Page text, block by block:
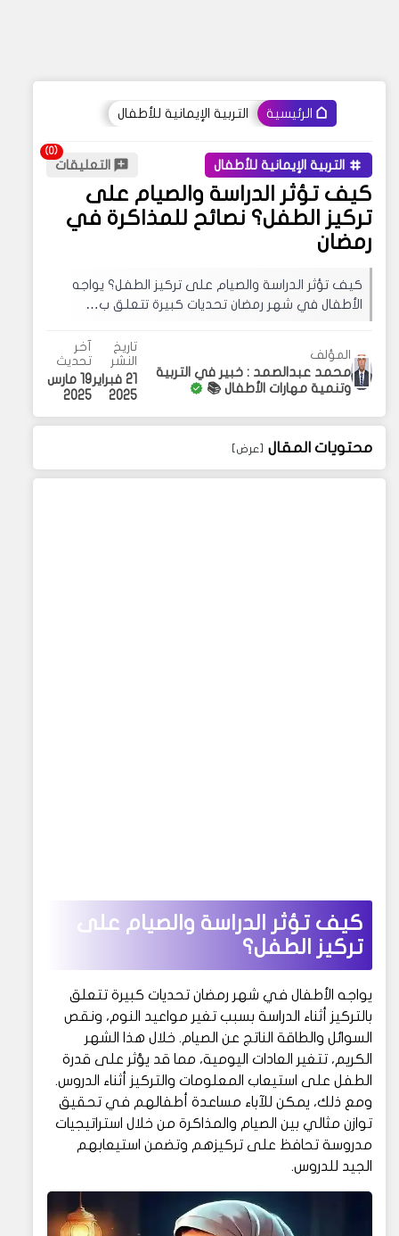
الرئيسية التربية الإيمانية للأطفال
التربية الإيمانية للأطفال التعليقات
كيف تؤثر الدراسة والصيام على
تركيز الطفل؟ نصائح للمذاكرة في
رمضان
كيف تؤثر الدراسة والصيام على تركيز الطفل؟ يواجه
الأطفال في شهر رمضان تحديات كبيرة تتعلق ب…
المؤلف
محمد عبدالصمد : خبير في التربية
وتنمية مهارات الأطفال 📚
تاريخ
النشر
21 فبراير
2025
آخر
تحديث
19 مارس
2025
محتويات المقال
كيف تؤثر الدراسة والصيام على
تركيز الطفل؟
يواجه الأطفال في شهر رمضان تحديات كبيرة تتعلق
بالتركيز أثناء الدراسة بسبب تغير مواعيد النوم، ونقص
السوائل والطاقة الناتج عن الصيام. خلال هذا الشهر
الكريم، تتغير العادات اليومية، مما قد يؤثر على قدرة
الطفل على استيعاب المعلومات والتركيز أثناء الدروس.
ومع ذلك، يمكن للآباء مساعدة أطفالهم في تحقيق
توازن مثالي بين الصيام والمذاكرة من خلال استراتيجيات
مدروسة تحافظ على تركيزهم وتضمن استيعابهم
الجيد للدروس.